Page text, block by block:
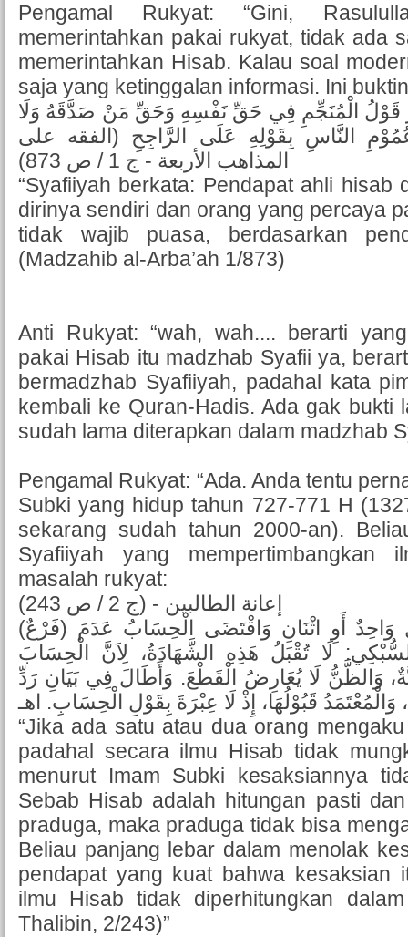
Pengamal Rukyat: “Gini,
memerintahkan pakai rukyat, tidak ada
memerintahkan Hisab. Kalau soal
saja yang ketinggalan informasi. Ini
قَوْلُ الْمُنَجِّمِ فِي حَقِّ نَفْسِهِ وَحَقِّ مَنْ صَدَّقَهُ وَلَا
النَّاسِ بِقَوْلِهِ عَلَى الرَّاجِحِ (الفقه على
المذاهب الأربعة - ج 1 / ص 873)
“Syafiiyah berkata: Pendapat ahli hisab
dirinya sendiri dan orang yang percaya
tidak wajib puasa, berdasarkan
(Madzahib al-Arba’ah 1/873)
Anti Rukyat: “wah, wah.... berarti
pakai Hisab itu madzhab Syafii ya,
bermadzhab Syafiiyah, padahal kata
kembali ke Quran-Hadis. Ada gak bukti
sudah lama diterapkan dalam madzhab
Pengamal Rukyat: “Ada. Anda tentu
Subki yang hidup tahun 727-771 H
sekarang sudah tahun 2000-an).
Syafiiyah yang mempertimbangkan
masalah rukyat:
إعانة الطالبين - (ج 2 / ص 243)
(فَرْعٌ) لَوْ شَهِدَ بِرُؤْيَةِ الْهِلَالِ وَاحِدٌ أَوِ اثْنَانِ وَاقْتَضَى الْحِسَابُ عَدَمَ
لَا تُقْبَلُ هَذِهِ الشَّهَادَةُ، لِاَنَّ الْحِسَابَ
وَالظَّنُّ لَا يُعَارِضُ الْقَطْعَ. وَأَطَالَ فِي بَيَانِ رَدِّ
“Jika ada satu atau dua orang
padahal secara ilmu Hisab tidak
menurut Imam Subki kesaksiannya
Sebab Hisab adalah hitungan pasti
praduga, maka praduga tidak bisa
Beliau panjang lebar dalam menolak
pendapat yang kuat bahwa kesaksian
ilmu Hisab tidak diperhitungkan
Thalibin, 2/243)”